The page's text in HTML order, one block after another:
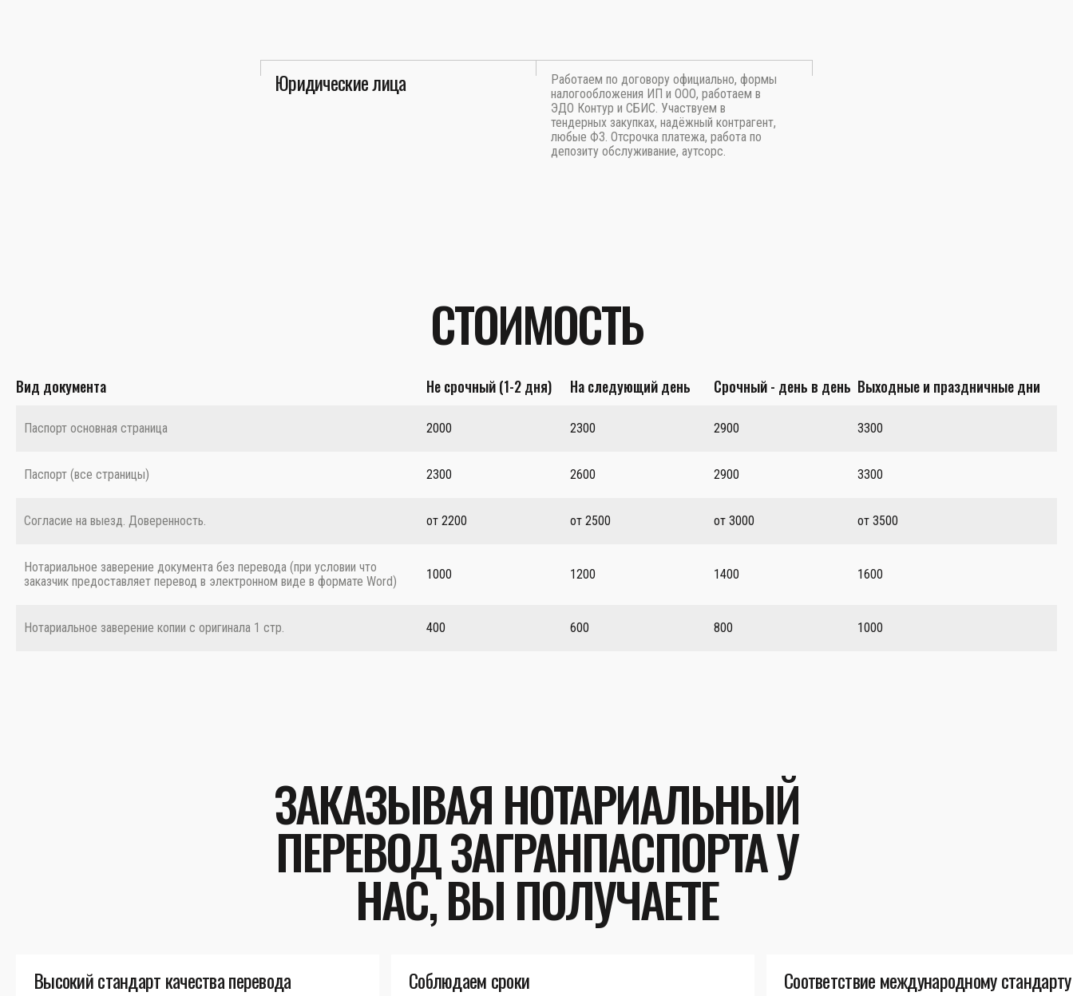
Юридические лица
Работаем по договору официально, формы
налогообложения ИП и ООО, работаем в
ЭДО Контур и СБИС. Участвуем в
тендерных закупках, надёжный контрагент,
любые ФЗ. Отсрочка платежа, работа по
депозиту обслуживание, аутсорс.
СТОИМОСТЬ
Вид документа Не срочный (1-2 дня) На следующий день Срочный - день в день Выходные и праздничные дни
Паспорт основная страница 2000 2300 2900 3300
Паспорт (все страницы) 2300 2600 2900 3300
Согласие на выезд. Доверенность. от 2200 от 2500 от 3000 от 3500
Нотариальное заверение документа без перевода (при условии что
заказчик предоставляет перевод в электронном виде в формате Word)
1000 1200 1400 1600
Нотариальное заверение копии с оригинала 1 стр. 400 600 800 1000
ЗАКАЗЫВАЯ НОТАРИАЛЬНЫЙ
ПЕРЕВОД ЗАГРАНПАСПОРТА У
НАС, ВЫ ПОЛУЧАЕТЕ
Высокий стандарт качества перевода Соблюдаем сроки Соответствие международному стандарту